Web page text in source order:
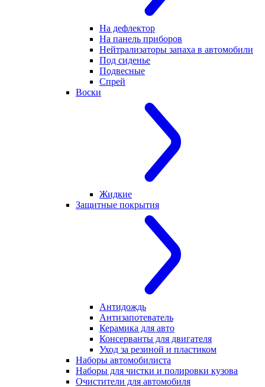
На дефлектор
На панель приборов
Нейтрализаторы запаха в автомобили
Под сиденье
Подвесные
Спрей
Воски
Жидкие
Защитные покрытия
Антидождь
Антизапотеватель
Керамика для авто
Консерванты для двигателя
Уход за резиной и пластиком
Наборы автомобилиста
Наборы для чистки и полировки кузова
Очистители для автомобиля